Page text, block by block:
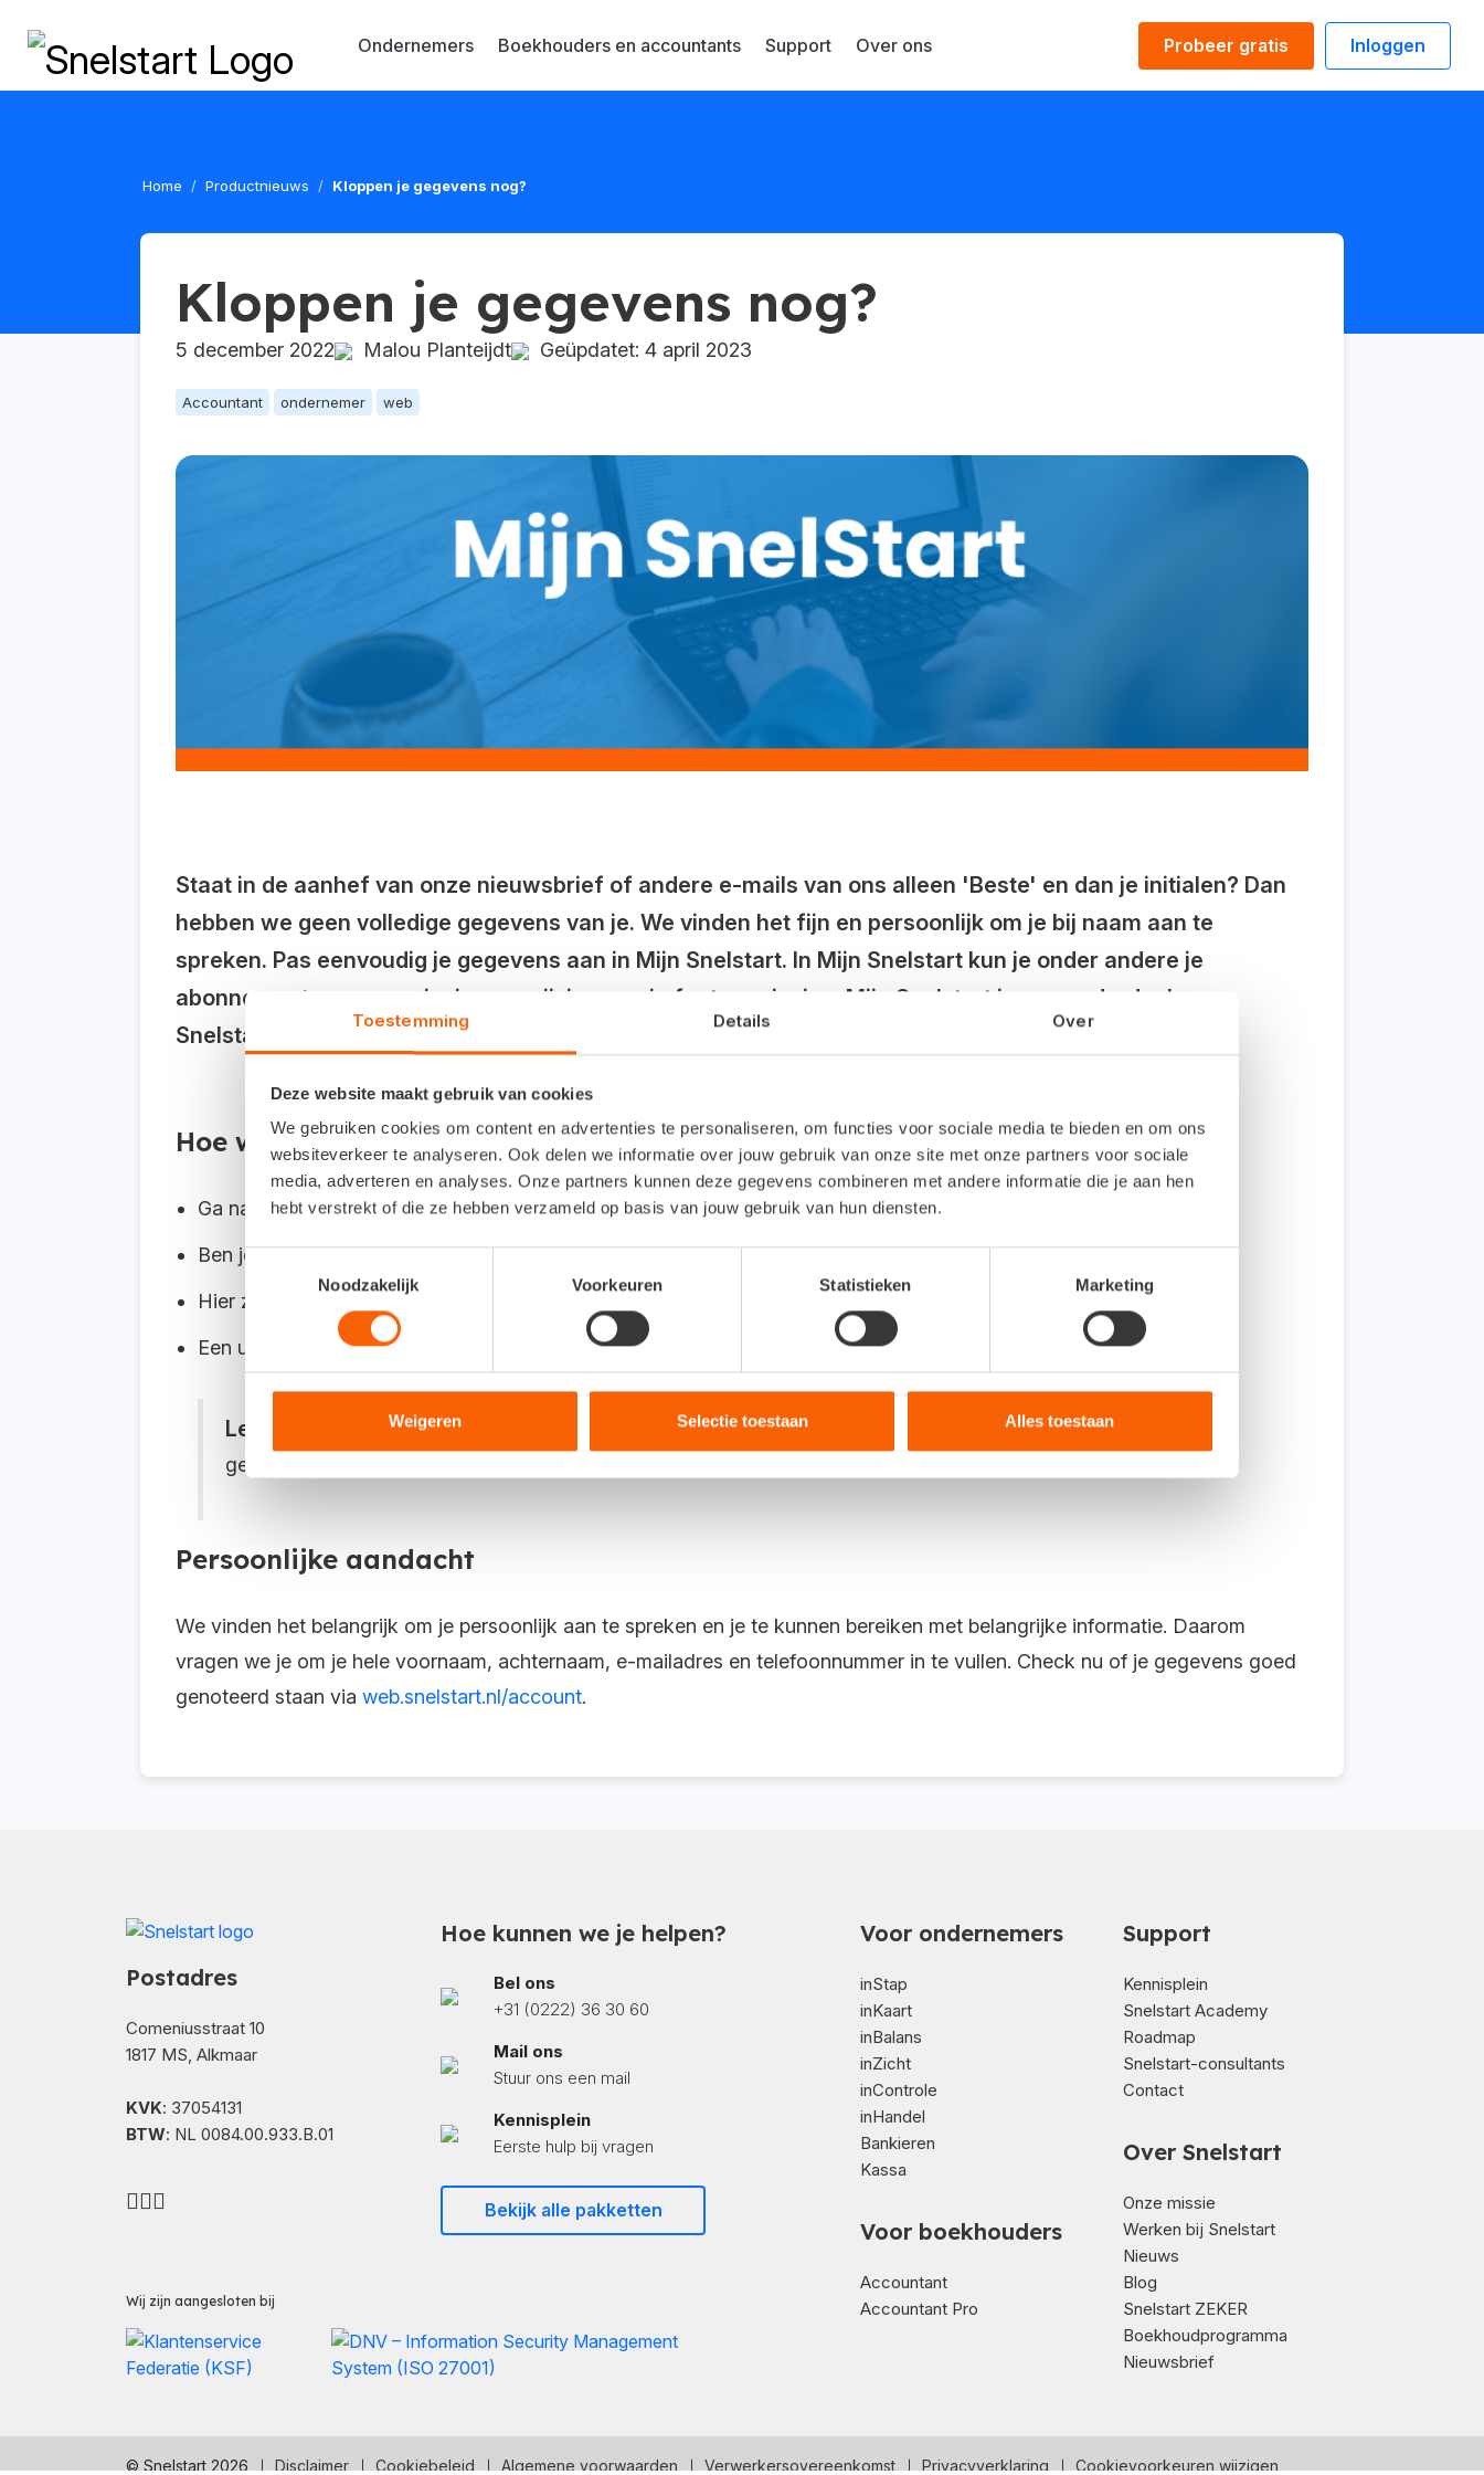
Toestemming Details Over
Deze website maakt gebruik van cookies
We gebruiken cookies om content en advertenties te personaliseren, om functies voor sociale media te bieden en om ons
websiteverkeer te analyseren. Ook delen we informatie over jouw gebruik van onze site met onze partners voor sociale
media, adverteren en analyses. Onze partners kunnen deze gegevens combineren met andere informatie die je aan hen
hebt verstrekt of die ze hebben verzameld op basis van jouw gebruik van hun diensten.
Toestemmingsselectie
Noodzakelijk
Voorkeuren Statistieken Marketing
Weigeren Selectie toestaan Alles toestaan
Probeer gratis Inloggen
Ondernemers Boekhouders en accountants Support Over ons
Home Productnieuws Kloppen je gegevens nog?
Kloppen je gegevens nog?
5 december 2022 Malou Planteijdt Geüpdatet: 4 april 2023
Accountant ondernemer web
Staat in de aanhef van onze nieuwsbrief of andere e-mails van ons alleen 'Beste' en dan je initialen? Dan
hebben we geen volledige gegevens van je. We vinden het fijn en persoonlijk om je bij naam aan te
spreken. Pas eenvoudig je gegevens aan in Mijn Snelstart. In Mijn Snelstart kun je onder andere je
abonnement gegevens inzien en wijzigen en je facturen inzien. Mijn Snelstart is een onderdeel van
Snelstart Web (de online omgeving).
Hoe wijzig je gegevens?
Ga naarweb.snelstart.nl/accounten log in. Je zit dan direct in Mijn Snelstart.
Ben je al ingelogd in Snelstart 12 of Web? Klik dan rechtsboven op het poppetje en kies voor Mijn Snelstart.
Hier zie je verschillende tegels staan. Per tegel kun je de gegevens inzien en eventueel wijzigen.
Een uitgebreid stappenplan voor het wijzigen van je gegevens vind je in ditkennispleinartikel.
Let op:
Alleen de hoofdgebruiker van het Snelstart-account kan gegevens wijzigen via Mijn Snelstart. Extra
gebruikers kunnen de gegevens hier alleen inzien en niet wijzigen.
Persoonlijke aandacht
We vinden het belangrijk om je persoonlijk aan te spreken en je te kunnen bereiken met belangrijke informatie. Daarom
vragen we je om je hele voornaam, achternaam, e-mailadres en telefoonnummer in te vullen. Check nu of je gegevens goed
genoteerd staan via web.snelstart.nl/account.
Postadres
Comeniusstraat 10
1817 MS, Alkmaar
KVK: 37054131
BTW: NL 0084.00.933.B.01
Hoe kunnen we je helpen?
Bel ons
+31 (0222) 36 30 60
Mail ons
Stuur ons een mail
Kennisplein
Eerste hulp bij vragen
Bekijk alle pakketten
Wij zijn aangesloten bij
Voor ondernemers
inStap
inKaart
inBalans
inZicht
inControle
inHandel
Bankieren
Kassa
Voor boekhouders
Accountant
Accountant Pro
Support
Kennisplein
Snelstart Academy
Roadmap
Snelstart-consultants
Contact
Over Snelstart
Onze missie
Werken bij Snelstart
Nieuws
Blog
Snelstart ZEKER
Boekhoudprogramma
Nieuwsbrief
© Snelstart 2026 Disclaimer Cookiebeleid Algemene voorwaarden Verwerkersovereenkomst Privacyverklaring Cookievoorkeuren wijzigen